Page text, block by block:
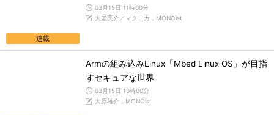
連載
03月15日 11時00分
大釜亮介／マクニカ，MONOist
Armの組み込みLinux「Mbed Linux OS」が目指
すセキュアな世界
03月15日 10時00分
大原雄介，MONOist